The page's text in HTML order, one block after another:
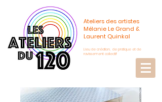
Ateliers des artistes
Mélanie Le Grand &
Laurent Quinkal
Lieu de création, de pratique et de
ravissement collectif